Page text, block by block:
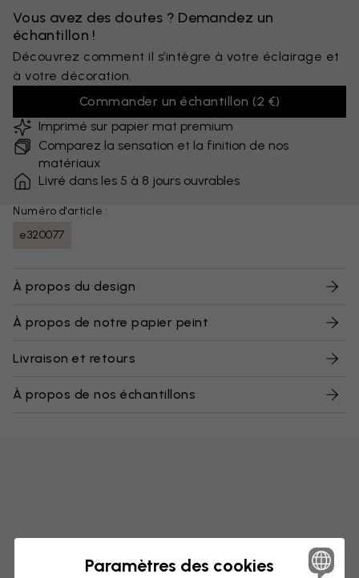
Vous avez des doutes ? Demandez un
échantillon !
Découvrez comment il s’intègre à votre éclairage et
à votre décoration.
Commander un échantillon (2 €)
Imprimé sur papier mat premium
Comparez la sensation et la finition de nos
matériaux
Livré dans les 5 à 8 jours ouvrables
Numéro d'article :
e320077
À propos du design
À propos de notre papier peint
Livraison et retours
À propos de nos échantillons
Paramètres des cookies